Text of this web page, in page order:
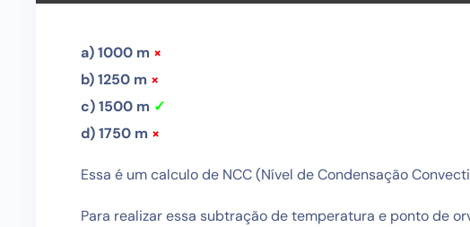
a) 1000 m ×
b) 1250 m ×
c) 1500 m ✓
d) 1750 m ×
Essa é um calculo de NCC (Nível de Condensação
Para realizar essa subtração de temperatura e ponto de